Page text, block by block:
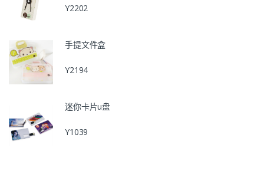
Y2202
手提文件盒
Y2194
迷你卡片u盘
Y1039